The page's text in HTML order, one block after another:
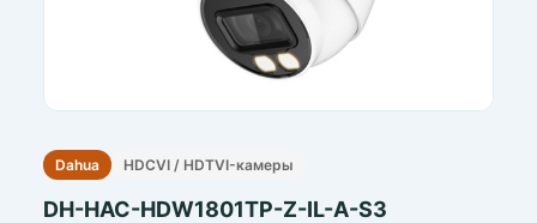
Dahua HDCVI / HDTVI-камеры
DH-HAC-HDW1801TP-Z-IL-A-S3